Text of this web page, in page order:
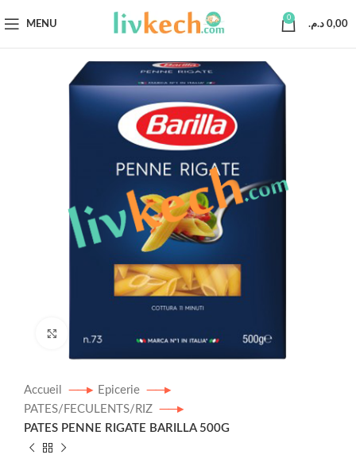
MENU
0
0,00 د.م.
Click to enlarge
Accueil
Epicerie
PATES/FECULENTS/RIZ
PATES PENNE RIGATE BARILLA 500G